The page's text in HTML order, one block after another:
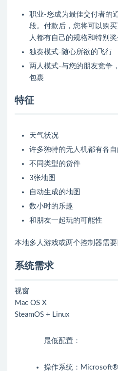
职业-您成为最佳交付者的
段。付款后，您将可以购
人都有自己的规格和特别奖
独奏模式-随心所欲的飞行
两人模式-与您的朋友竞争
包裹
特征
天气状况
许多独特的无人机都有各自
不同类型的货件
3张地图
自动生成的地图
数小时的乐趣
和朋友一起玩的可能性
本地多人游戏或两个控制器需
系统需求
视窗
Mac OS X
SteamOS + Linux
最低配置：
操作系统：